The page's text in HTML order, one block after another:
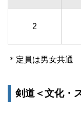
2
＊定員は男女共通
剣道＜文化・